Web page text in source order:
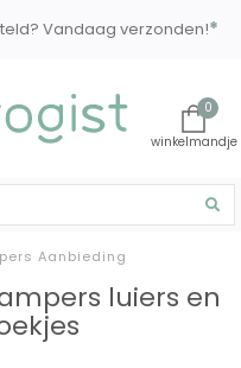
Vandaag verzonden!*
0
Aanbieding
luiers en